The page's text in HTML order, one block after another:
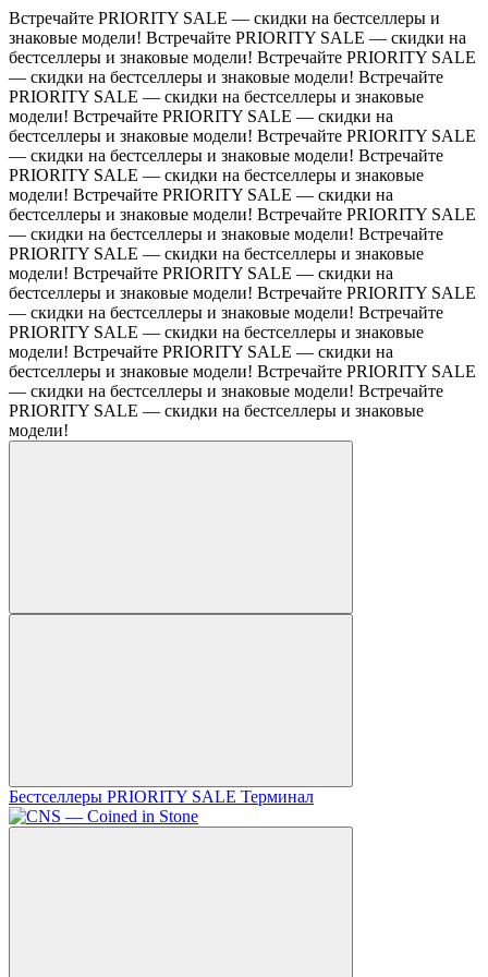
Встречайте PRIORITY SALE — скидки на бестселлеры и
знаковые модели! Встречайте PRIORITY SALE — скидки на
бестселлеры и знаковые модели! Встречайте PRIORITY SALE
— скидки на бестселлеры и знаковые модели! Встречайте
PRIORITY SALE — скидки на бестселлеры и знаковые
модели! Встречайте PRIORITY SALE — скидки на
бестселлеры и знаковые модели! Встречайте PRIORITY SALE
— скидки на бестселлеры и знаковые модели! Встречайте
PRIORITY SALE — скидки на бестселлеры и знаковые
модели! Встречайте PRIORITY SALE — скидки на
бестселлеры и знаковые модели! Встречайте PRIORITY SALE
— скидки на бестселлеры и знаковые модели! Встречайте
PRIORITY SALE — скидки на бестселлеры и знаковые
модели! Встречайте PRIORITY SALE — скидки на
бестселлеры и знаковые модели! Встречайте PRIORITY SALE
— скидки на бестселлеры и знаковые модели! Встречайте
PRIORITY SALE — скидки на бестселлеры и знаковые
модели! Встречайте PRIORITY SALE — скидки на
бестселлеры и знаковые модели! Встречайте PRIORITY SALE
— скидки на бестселлеры и знаковые модели! Встречайте
PRIORITY SALE — скидки на бестселлеры и знаковые
модели!
Бестселлеры PRIORITY SALE Терминал